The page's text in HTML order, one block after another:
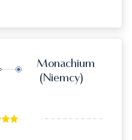
7th September. It
left unturned as we
was due to
team, and our
worked well,
Let me
patiently
Monachium
(Niemcy)